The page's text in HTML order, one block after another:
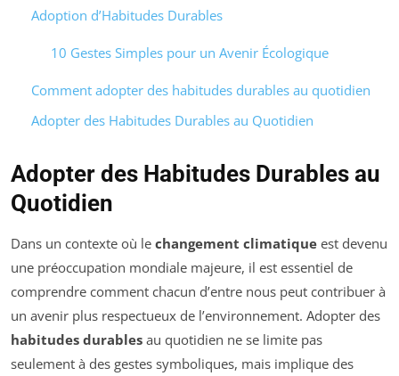
Adoption d’Habitudes Durables
10 Gestes Simples pour un Avenir Écologique
Comment adopter des habitudes durables au quotidien
Adopter des Habitudes Durables au Quotidien
Adopter des Habitudes Durables au
Quotidien
Dans un contexte où le changement climatique est devenu
une préoccupation mondiale majeure, il est essentiel de
comprendre comment chacun d’entre nous peut contribuer à
un avenir plus respectueux de l’environnement. Adopter des
habitudes durables au quotidien ne se limite pas
seulement à des gestes symboliques, mais implique des